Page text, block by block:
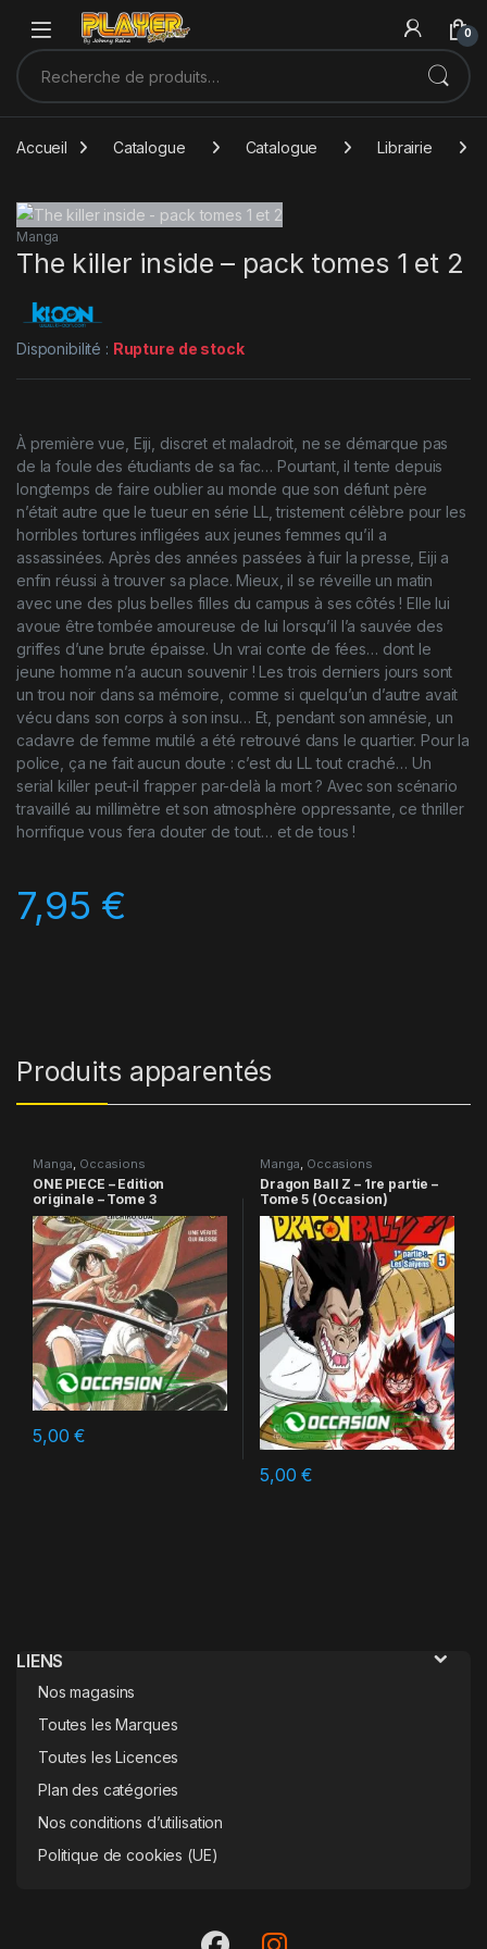
Sauter à la navigation
Skip to content
0
Recherche pour :
Accueil Catalogue Catalogue Librairie
Manga
The killer inside – pack tomes 1 et 2
Disponibilité : Rupture de stock
À première vue, Eiji, discret et maladroit, ne se démarque pas
de la foule des étudiants de sa fac… Pourtant, il tente depuis
longtemps de faire oublier au monde que son défunt père
n’était autre que le tueur en série LL, tristement célèbre pour les
horribles tortures infligées aux jeunes femmes qu’il a
assassinées. Après des années passées à fuir la presse, Eiji a
enfin réussi à trouver sa place. Mieux, il se réveille un matin
avec une des plus belles filles du campus à ses côtés ! Elle lui
avoue être tombée amoureuse de lui lorsqu’il l’a sauvée des
griffes d’une brute épaisse. Un vrai conte de fées… dont le
jeune homme n’a aucun souvenir ! Les trois derniers jours sont
un trou noir dans sa mémoire, comme si quelqu’un d’autre avait
vécu dans son corps à son insu… Et, pendant son amnésie, un
cadavre de femme mutilé a été retrouvé dans le quartier. Pour la
police, ça ne fait aucun doute : c’est du LL tout craché… Un
serial killer peut-il frapper par-delà la mort ? Avec son scénario
travaillé au millimètre et son atmosphère oppressante, ce thriller
horrifique vous fera douter de tout… et de tous !
7,95 €
Produits apparentés
Manga, Occasions
ONE PIECE – Edition
originale – Tome 3
5,00€
Manga, Occasions
Dragon Ball Z – 1re partie –
Tome 5 (Occasion)
5,00€
LIENS
Nos magasins
Toutes les Marques
Toutes les Licences
Plan des catégories
Nos conditions d’utilisation
Politique de cookies (UE)